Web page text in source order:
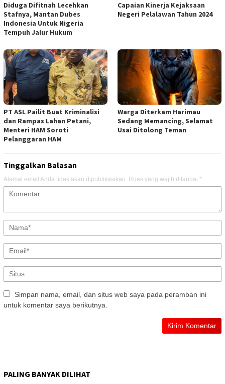
Diduga Difitnah Lecehkan
Stafnya, Mantan Dubes
Indonesia Untuk Nigeria
Tempuh Jalur Hukum
Capaian Kinerja Kejaksaan
Negeri Pelalawan Tahun 2024
PT ASL Pailit Buat Kriminalisi
dan Rampas Lahan Petani,
Menteri HAM Soroti
Pelanggaran HAM
Warga Diterkam Harimau
Sedang Memancing, Selamat
Usai Ditolong Teman
Tinggalkan Balasan
Alamat email Anda tidak akan dipublikasikan. Ruas yang wajib ditandai *
Simpan nama, email, dan situs web saya pada peramban ini
untuk komentar saya berikutnya.
PALING BANYAK DILIHAT